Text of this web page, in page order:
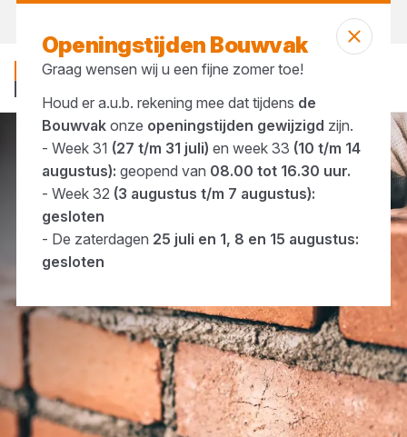
Merken Wienerberger
Openingstijden Bouwvak
Graag wensen wij u een fijne zomer toe!
Houd er a.u.b. rekening mee dat tijdens de
Bouwvakonze openingstijden gewijzigd zijn.
- Week 31 (27 t/m 31 juli) en week 33 (10 t/m 14
augustus): geopend van 08.00 tot 16.30 uur.
- Week 32 (3 augustus t/m 7 augustus):
gesloten
- De zaterdagen 25 juli en 1, 8 en 15 augustus:
gesloten